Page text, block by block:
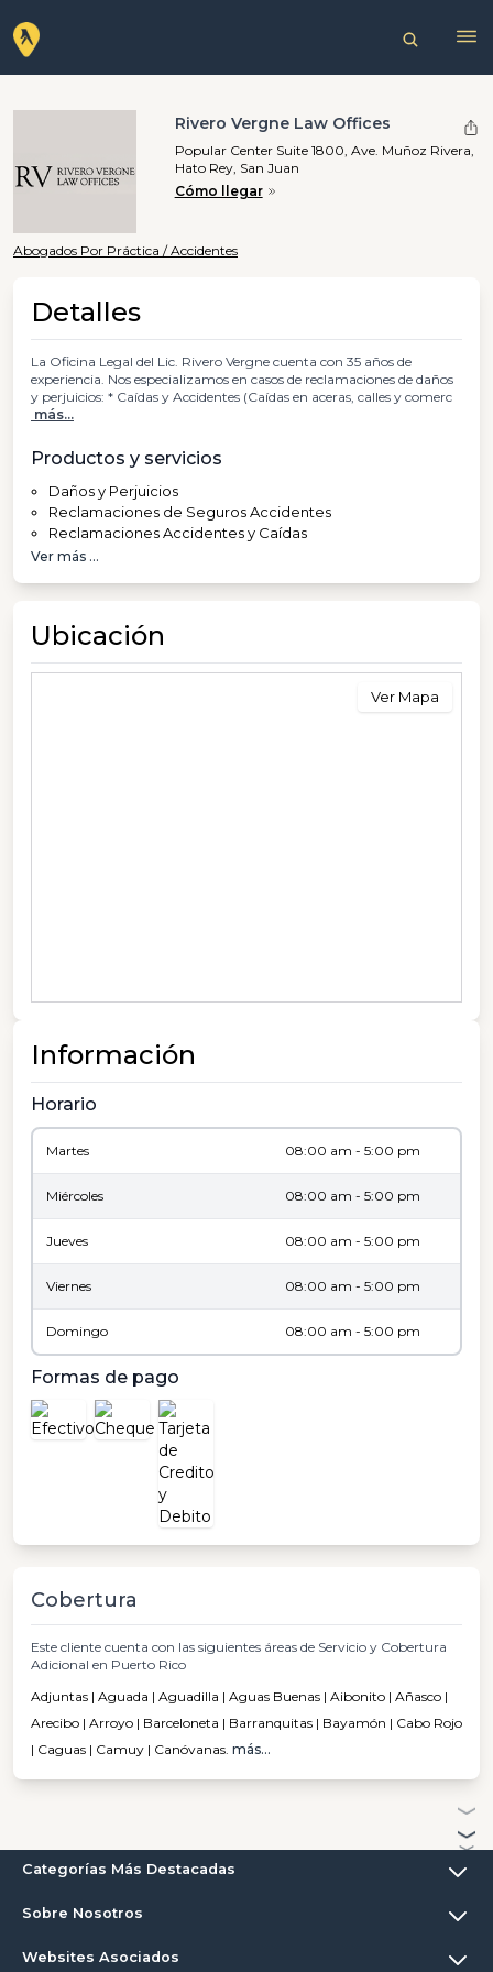
Rivero Vergne Law Offices
Popular Center Suite 1800, Ave. Muñoz Rivera,
Hato Rey, San Juan
Cómo llegar
Abogados Por Práctica / Accidentes
Detalles
La Oficina Legal del Lic. Rivero Vergne cuenta con 35 años de
experiencia. Nos especializamos en casos de reclamaciones de daños
y perjuicios: * Caídas y Accidentes (Caídas en aceras, calles y comerc
más...
Productos y servicios
Daños y Perjuicios
Reclamaciones de Seguros Accidentes
Reclamaciones Accidentes y Caídas
Ver más ...
Ubicación
Ver Mapa
Información
Horario
Martes 08:00 am - 5:00 pm
Miércoles 08:00 am - 5:00 pm
Jueves 08:00 am - 5:00 pm
Viernes 08:00 am - 5:00 pm
Domingo 08:00 am - 5:00 pm
Formas de pago
Cobertura
Este cliente cuenta con las siguientes áreas de Servicio y Cobertura
Adicional en Puerto Rico
Adjuntas | Aguada | Aguadilla | Aguas Buenas | Aibonito | Añasco |
Arecibo | Arroyo | Barceloneta | Barranquitas | Bayamón | Cabo Rojo
| Caguas | Camuy | Canóvanas. más...
Categorías Más Destacadas
Sobre Nosotros
Websites Asociados